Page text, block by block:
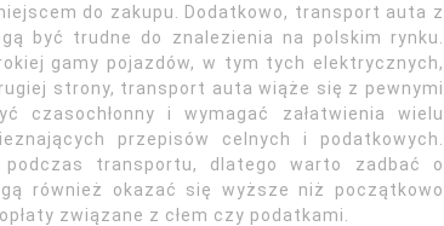
do zakupu. Dodatkowo, transport auta z
być trudne do znalezienia na polskim rynku.
gamy pojazdów, w tym tych elektrycznych,
strony, transport auta wiąże się z pewnymi
czasochłonny i wymagać załatwienia wielu
przepisów celnych i podatkowych.
podczas transportu, dlatego warto zadbać o
również okazać się wyższe niż początkowo
związane z cłem czy podatkami.